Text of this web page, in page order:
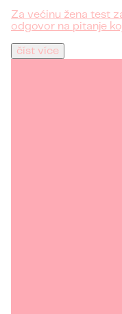
Za većinu žena test
odgovor na pitanje
číst více